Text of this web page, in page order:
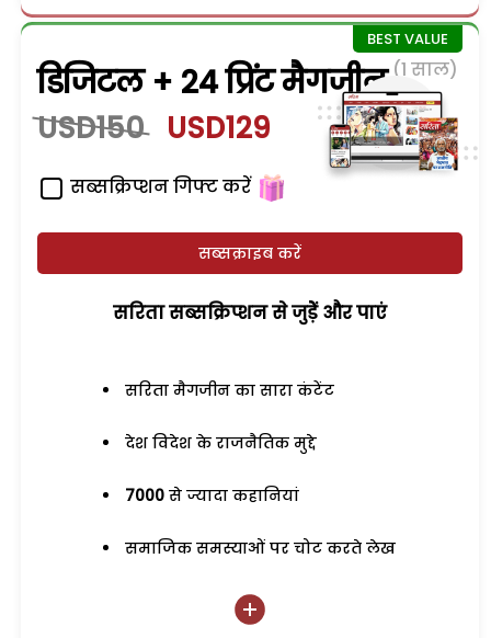
डिजिटल + 24 प्रिंट मैगजीन (1 साल)
USD150 USD129
सब्सक्रिप्शन गिफ्ट करें
सब्सक्राइब करें
सरिता सब्सक्रिप्शन से जुड़ेें और पाएं
सरिता मैगजीन का सारा कंटेंट
देश विदेश के राजनैतिक मुद्दे
7000 से ज्यादा कहानियां
समाजिक समस्याओं पर चोट करते लेख